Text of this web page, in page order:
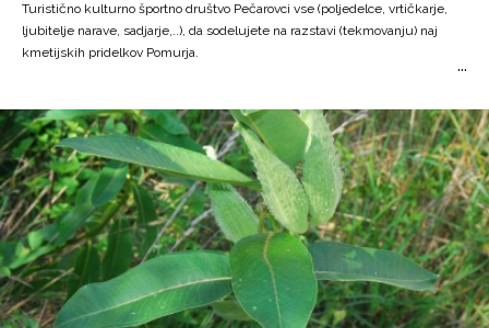
Turistično kulturno športno društvo Pečarovci vse (poljedelce, vrtičkarje,
ljubitelje narave, sadjarje,..), da sodelujete na razstavi (tekmovanju) naj
kmetijskih pridelkov Pomurja.